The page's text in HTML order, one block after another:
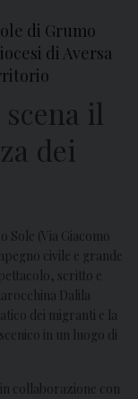
di Grumo
di Aversa
il
dei
Sole (Via Giacomo
civile e grande
scritto e
Dalila
dei migranti e la
in un luogo di
collaborazione con